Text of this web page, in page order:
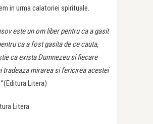
in urma calatoriei spirituale.
este un om liber pentru ca a gasit
ca a fost gasita de ce cauta,
ca exista Dumnezeu si fiecare
tradeaza mirarea si fericirea acestei
(Editura Litera)
Litera